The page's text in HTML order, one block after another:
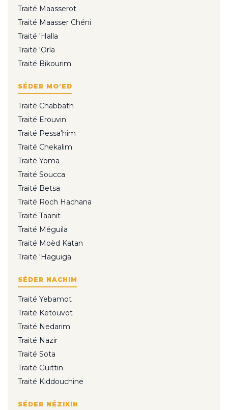
Traité Maasserot
Traité Maasser Chéni
Traité 'Halla
Traité 'Orla
Traité Bikourim
SÉDER MO'ED
Traité Chabbath
Traité Erouvin
Traité Pessa'him
Traité Chekalim
Traité Yoma
Traité Soucca
Traité Betsa
Traité Roch Hachana
Traité Taanit
Traité Méguila
Traité Moèd Katan
Traité 'Haguiga
SÉDER NACHIM
Traité Yebamot
Traité Ketouvot
Traité Nedarim
Traité Nazir
Traité Sota
Traité Guittin
Traité Kiddouchine
SÉDER NÉZIKIN